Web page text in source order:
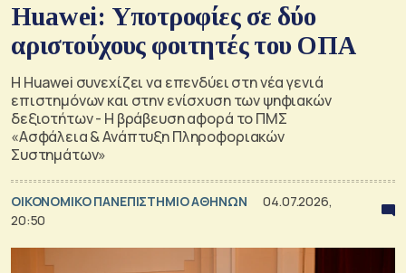
Huawei: Υποτροφίες σε δύο
αριστούχους φοιτητές του ΟΠΑ
Η Huawei συνεχίζει να επενδύει στη νέα γενιά
επιστημόνων και στην ενίσχυση των ψηφιακών
δεξιοτήτων - Η βράβευση αφορά το ΠΜΣ
«Ασφάλεια & Ανάπτυξη Πληροφοριακών
Συστημάτων»
ΟΙΚΟΝΟΜΙΚΟ ΠΑΝΕΠΙΣΤΗΜΙΟ ΑΘΗΝΩΝ
04.07.2026,
20:50